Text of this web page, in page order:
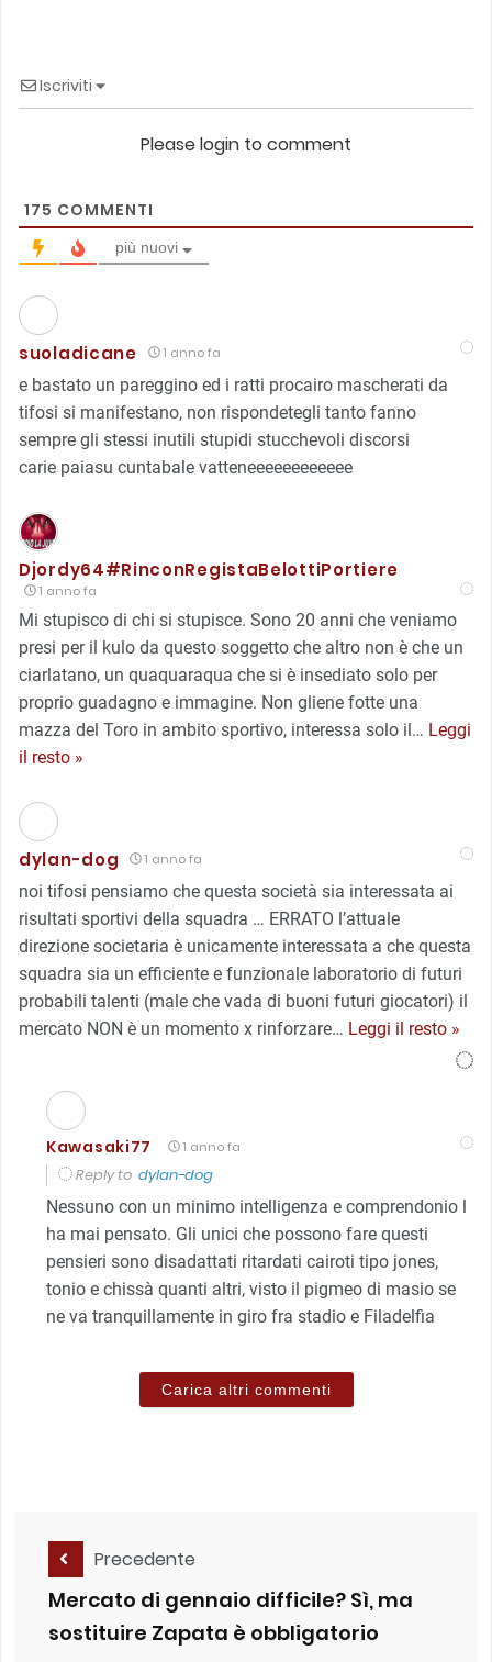
Iscriviti
Please login to comment
175 COMMENTI
più nuovi
suoladicane 1 anno fa
e bastato un pareggino ed i ratti procairo mascherati da
tifosi si manifestano, non rispondetegli tanto fanno
sempre gli stessi inutili stupidi stucchevoli discorsi
carie paiasu cuntabale vatteneeeeeeeeeeee
Djordy64#RinconRegistaBelottiPortiere
1 anno fa
Mi stupisco di chi si stupisce. Sono 20 anni che veniamo
presi per il kulo da questo soggetto che altro non è che un
ciarlatano, un quaquaraqua che si è insediato solo per
proprio guadagno e immagine. Non gliene fotte una
mazza del Toro in ambito sportivo, interessa solo il… Leggi
il resto »
dylan-dog 1 anno fa
noi tifosi pensiamo che questa società sia interessata ai
risultati sportivi della squadra … ERRATO l’attuale
direzione societaria è unicamente interessata a che questa
squadra sia un efficiente e funzionale laboratorio di futuri
probabili talenti (male che vada di buoni futuri giocatori) il
mercato NON è un momento x rinforzare… Leggi il resto »
Kawasaki77 1 anno fa
Reply to dylan-dog
Nessuno con un minimo intelligenza e comprendonio l
ha mai pensato. Gli unici che possono fare questi
pensieri sono disadattati ritardati cairoti tipo jones,
tonio e chissà quanti altri, visto il pigmeo di masio se
ne va tranquillamente in giro fra stadio e Filadelfia
Carica altri commenti
Precedente
Mercato di gennaio difficile? Sì, ma
sostituire Zapata è obbligatorio